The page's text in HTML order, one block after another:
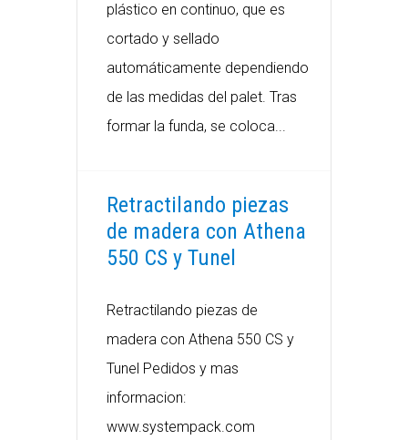
plástico en continuo, que es
cortado y sellado
automáticamente dependiendo
de las medidas del palet. Tras
formar la funda, se coloca...
Retractilando piezas
de madera con Athena
550 CS y Tunel
Retractilando piezas de
madera con Athena 550 CS y
Tunel Pedidos y mas
informacion:
www.systempack.com